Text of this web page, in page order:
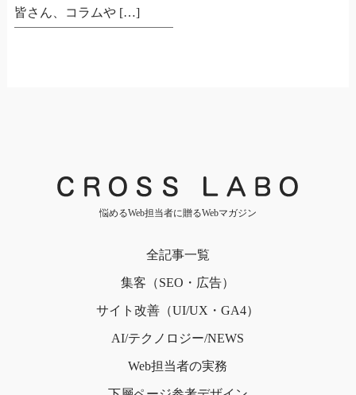
皆さん、コラムや […]
悩めるWeb担当者に贈るWebマガジン
全記事一覧
集客（SEO・広告）
サイト改善（UI/UX・GA4）
AI/テクノロジー/NEWS
Web担当者の実務